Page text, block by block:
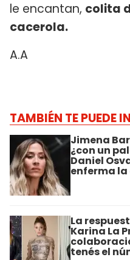
le encantan, colita
cacerola.
A.A
TAMBIÉN TE PUEDE
Jimena
¿con un
Daniel
enferma la
La
Karina La
tenés el